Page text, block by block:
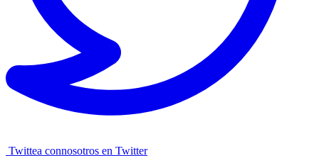
Twittea connosotros en Twitter